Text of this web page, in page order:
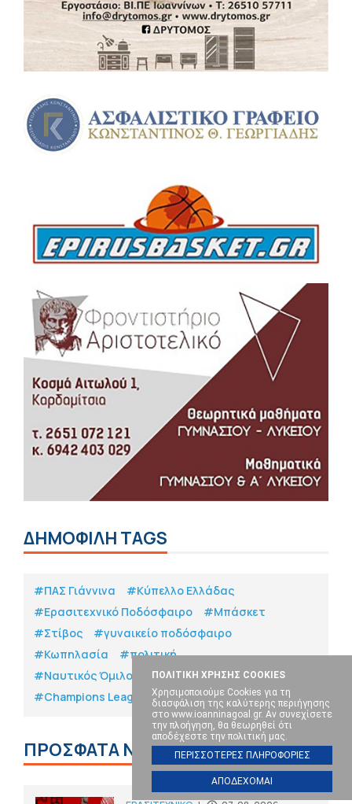
ΠΟΛΙΤΙΚΗ ΧΡΗΣΗΣ COOKIES
Χρησιμοποιούμε Cookies για τη
διασφάλιση της καλύτερης περιήγησης
στο www.ioanninagoal.gr. Αν συνεχίσετε
την πλοήγηση, θα θεωρηθεί ότι
αποδέχεστε την πολιτική μας.
ΠΕΡΙΣΣΟΤΕΡΕΣ ΠΛΗΡΟΦΟΡΙΕΣ
ΑΠΟΔΕΧΟΜΑΙ
ΔΗΜΟΦΙΛΗ TAGS
#ΠΑΣ Γιάννινα
#Κύπελλο Ελλάδας
#Eρασιτεχνικό Ποδόσφαιρο
#Μπάσκετ
#Στίβος
#γυναικείο ποδόσφαιρο
#Κωπηλασία
#πολιτική
#Ναυτικός Όμιλος Ιωαννίνων
#Champions League
ΠΡΟΣΦΑΤΑ ΝΕΑ